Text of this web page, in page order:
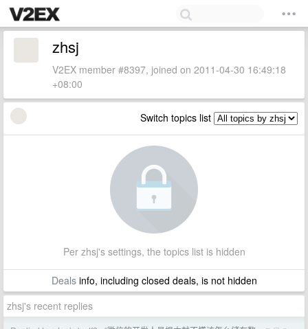
zhsj
V2EX member #8397, joined on 2011-04-30 16:49:18
+08:00
Switch topics list
Per zhsj's settings, the topics list is hidden
Dealsinfo, including closed deals, is not hidden
zhsj's recent replies